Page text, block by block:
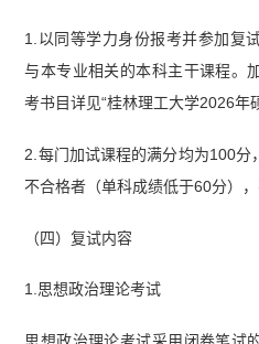
1.以同等学力身份报考并参加复
与本专业相关的本科主干课程。
考书目详见“桂林理工大学2026年
2.每门加试课程的满分均为100分
不合格者（单科成绩低于60分），
（四）复试内容
1.思想政治理论考试